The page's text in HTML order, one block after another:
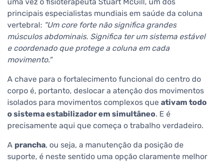
uma vez o fisioterapeuta Stuart McGill, um dos
principais especialistas mundiais em saúde da coluna
vertebral: "Um core forte não significa grandes
músculos abdominais. Significa ter um sistema estável
e coordenado que protege a coluna em cada
movimento."
A chave para o fortalecimento funcional do centro do
corpo é, portanto, deslocar a atenção dos movimentos
isolados para movimentos complexos que ativam todo
o sistema estabilizador em simultâneo. E é
precisamente aqui que começa o trabalho verdadeiro.
A prancha, ou seja, a manutenção da posição de
suporte, é neste sentido uma opção claramente melhor